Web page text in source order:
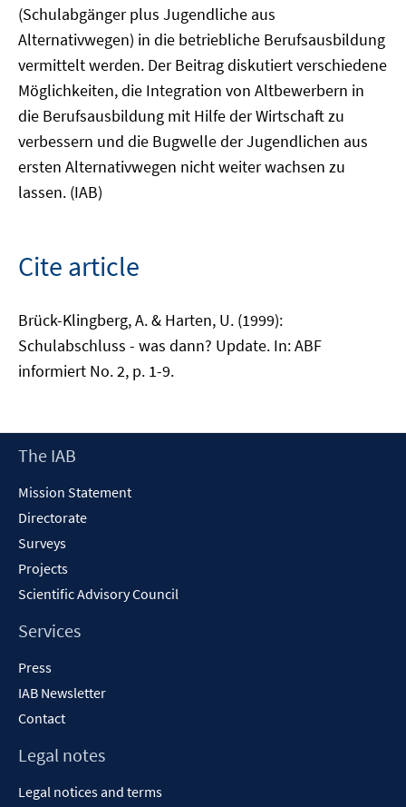
(Schulabgänger plus Jugendliche aus
Alternativwegen) in die betriebliche Berufsausbildung
vermittelt werden. Der Beitrag diskutiert verschiedene
Möglichkeiten, die Integration von Altbewerbern in
die Berufsausbildung mit Hilfe der Wirtschaft zu
verbessern und die Bugwelle der Jugendlichen aus
ersten Alternativwegen nicht weiter wachsen zu
lassen. (IAB)
Cite article
Brück-Klingberg, A. & Harten, U. (1999):
Schulabschluss - was dann? Update. In: ABF
informiert No. 2, p. 1-9.
Footer
The IAB
Mission Statement
Directorate
Surveys
Projects
Scientific Advisory Council
Services
Press
IAB Newsletter
Contact
Legal notes
Legal notices and terms